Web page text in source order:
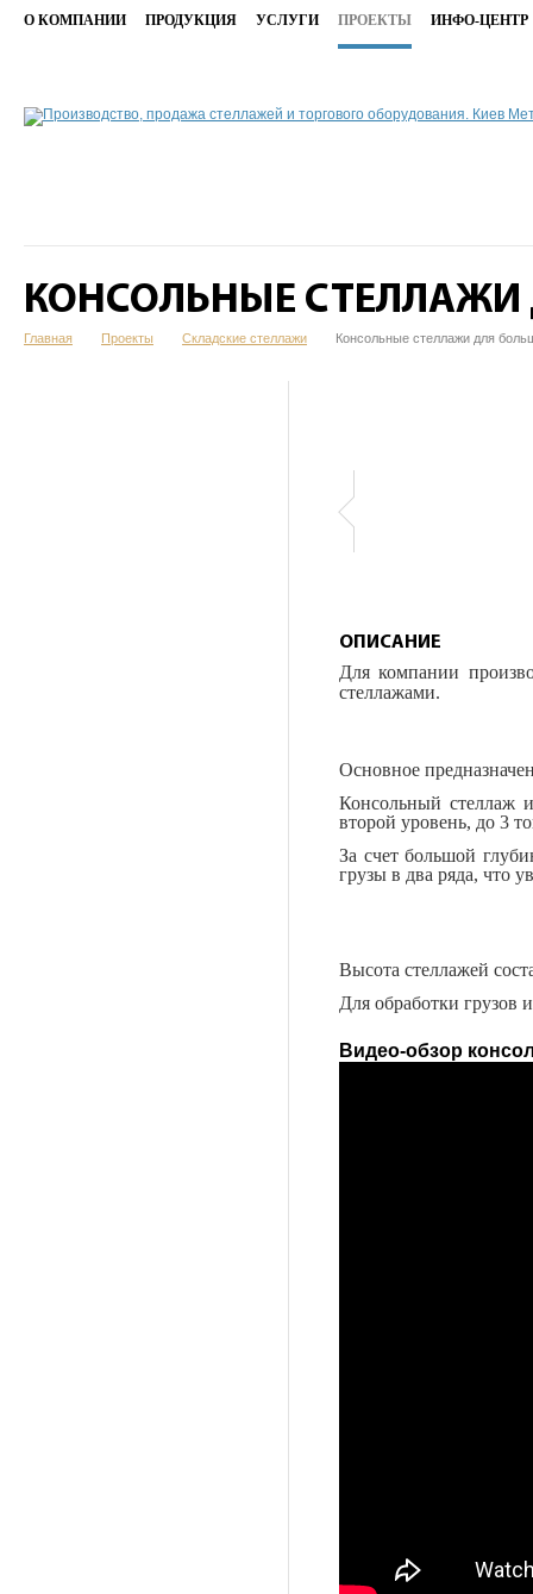
О КОМПАНИИ ПРОДУКЦИЯ УСЛУГИ ПРОЕКТЫ ИНФО-ЦЕНТР
КОНСОЛЬНЫЕ
Главная Проекты Складские стеллажи Консольные стеллажи для
ОПИСАНИЕ
Для компании
стеллажами.
Основное
Консольный стеллаж
второй уровень, до 3
За счет большой
грузы в два ряда, что
Высота стеллажей
Для обработки грузов
Видео-обзор